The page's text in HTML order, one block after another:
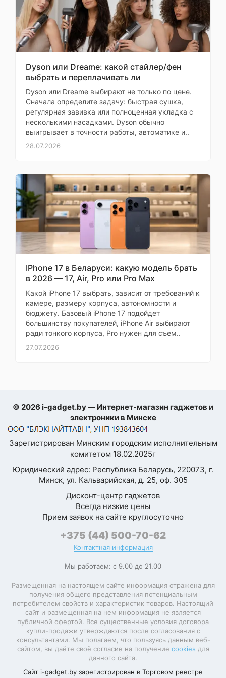
Самовывозе
заранее
Возможность
говорить по часам
Поддержка SIM-
карты
Материал корпуса
металл
(алюминий)
Материал ремешка
силикон
Функции
Спортивные
профили
тренировки,
ходьба,
гребля, йога,
бег,
велоспорт,
плавание,
сноубординг,
игровые виды
спорта,
лыжах
Автораспознавание
тренировок
Планировщик
тренировок
Встроенный
Умный будильник
Уведомления
SMS, email,
календарь,
социальные
сети,
входящий
данные о
тренировке,
будильник
Голосовой
помощник
управление
камерой
плеером
смартфона
Оплата часами
Apple Pay
Дополнительные
функции
компас,
поддержка
MagSafe
дня. Очень довольна
Екатерина
Купила в подарок
Моя оценка —
Он в восторге! Часы
оригинальные, новые,
все функции работают.
Магазин помог с
проверкой на
два дня. Спасибо!
Ирина
Страница
1 из 3
Оставить
отзыв
Ваша
оценка
Я согласен с
данного сайта
Dyson или Dreame: какой стайлер/фен
выбрать и переплачивать ли
Dyson или Dreame выбирают не только по цене.
Сначала определите задачу: быстрая сушка,
регулярная завивка или полноценная укладка с
несколькими насадками. Dyson обычно
выигрывает в точности работы, автоматике и..
28.07.2026
IPhone 17 в Беларуси: какую модель брать
в 2026 — 17, Air, Pro или Pro Max
Какой iPhone 17 выбрать, зависит от требований к
камере, размеру корпуса, автономности и
бюджету. Базовый iPhone 17 подойдет
большинству покупателей, iPhone Air выбирают
ради тонкого корпуса, Pro нужен для съем..
27.07.2026
© 2026 i-gadget.by — Интернет-магазин гаджетов и
электроники в Минске
Зарегистрирован Минским городским исполнительным
комитетом 18.02.2025г
Юридический адрес: Республика Беларусь, 220073, г.
Минск, ул. Кальварийская, д. 25, оф. 305
Дисконт-центр гаджетов
Всегда низкие цены
Прием заявок на сайте круглосуточно
+375 (44) 500-70-62
Контактная информация
Мы работаем: с 9.00 до 21.00
Размещенная на настоящем сайте информация отражена для
получения общего представления потенциальным
потребителем свойств и характеристик товаров. Настоящий
сайт и размещенная на нем информация не является
публичной офертой. Все существенные условия договора
купли-продажи утверждаются после согласования с
консультантами. Мы полагаем, что пользуясь данным веб-
сайтом, вы даёте своё согласие на получение cookies для
данного сайта.
Сайт i-gadget.by зарегистрирован в Торговом реестре